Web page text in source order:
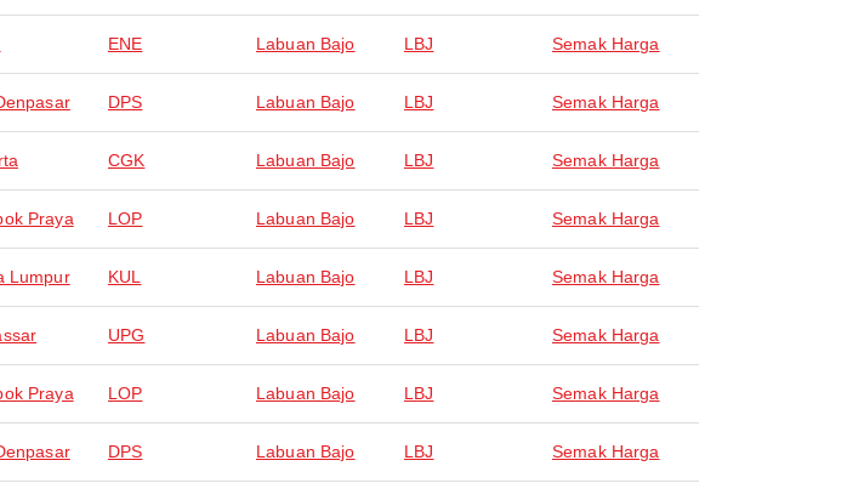
ENE Labuan Bajo LBJ Semak Harga
DPS Labuan Bajo LBJ Semak Harga
CGK Labuan Bajo LBJ Semak Harga
Praya LOP Labuan Bajo LBJ Semak Harga
Lumpur KUL Labuan Bajo LBJ Semak Harga
UPG Labuan Bajo LBJ Semak Harga
Praya LOP Labuan Bajo LBJ Semak Harga
DPS Labuan Bajo LBJ Semak Harga